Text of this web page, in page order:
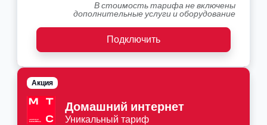
В стоимость тарифа не включены
дополнительные услуги и оборудование
Подключить
Домашний интернет
Уникальный тариф
Акция